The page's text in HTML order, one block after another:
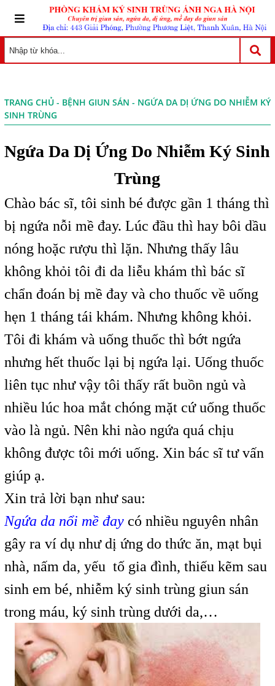
TRANG CHỦ- BỆNH GIUN SÁN - NGỨA DA DỊ ỨNG DO NHIỄM KÝ
SINH TRÙNG
Ngứa Da Dị Ứng Do Nhiễm Ký Sinh
Trùng
Chào bác sĩ, tôi sinh bé được gần 1 tháng thì
bị ngứa nỗi mề đay. Lúc đầu thì hay bôi dầu
nóng hoặc rượu thì lặn. Nhưng thấy lâu
không khỏi tôi đi da liễu khám thì bác sĩ
chẩn đoán bị mề đay và cho thuốc về uống
hẹn 1 tháng tái khám. Nhưng không khỏi.
Tôi đi khám và uống thuốc thì bớt ngứa
nhưng hết thuốc lại bị ngứa lại. Uống thuốc
liên tục như vậy tôi thấy rất buồn ngủ và
nhiều lúc hoa mắt chóng mặt cứ uống thuốc
vào là ngủ. Nên khi nào ngứa quá chịu
không được tôi mới uống. Xin bác sĩ tư vấn
giúp ạ.
Xin trả lời bạn như sau:
Ngứa da nổi mề đaycó nhiều nguyên nhân
gây ra ví dụ như dị ứng do thức ăn, mạt bụi
nhà, nấm da, yếu tố gia đình, thiếu kẽm sau
sinh em bé, nhiễm ký sinh trùng giun sán
trong máu, ký sinh trùng dưới da,…